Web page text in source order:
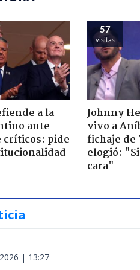
a la
ante
críticos: pide
57
visitas
Johnny
vivo a
fichaje de
elogió:
cara"
| 13:27